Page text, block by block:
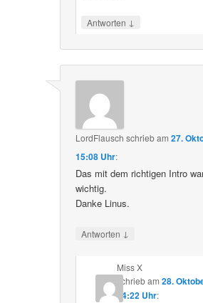
Antworten ↓
LordFlausch schriebam27.
15:08 Uhr:
Das mit dem richtigen Intro
wichtig.
Danke Linus.
Antworten ↓
Miss X
schriebam 28.
14:22 Uhr: